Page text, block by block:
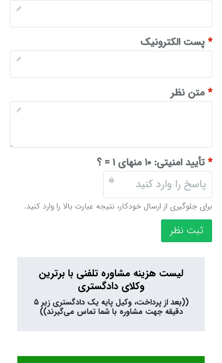
*پست الکترونیک
*متن نظر
*تأیید امنیتی: ۱۰ منهای ۱ = ؟
برای جلوگیری از ارسال خودکار، نتیجه عبارت بالا را وارد کنید.
ثبت نظر
لیست هزینه مشاوره تلفنی با برترین
وکلای دادگستری
((بعد از پرداخت، وکیل پایه یک دادگستری زیر ۵
دقیقه جهت مشاوره با شما تماس می‌گیرند))